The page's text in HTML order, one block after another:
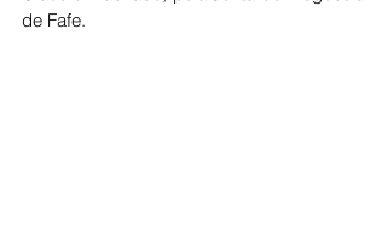
de Fafe.